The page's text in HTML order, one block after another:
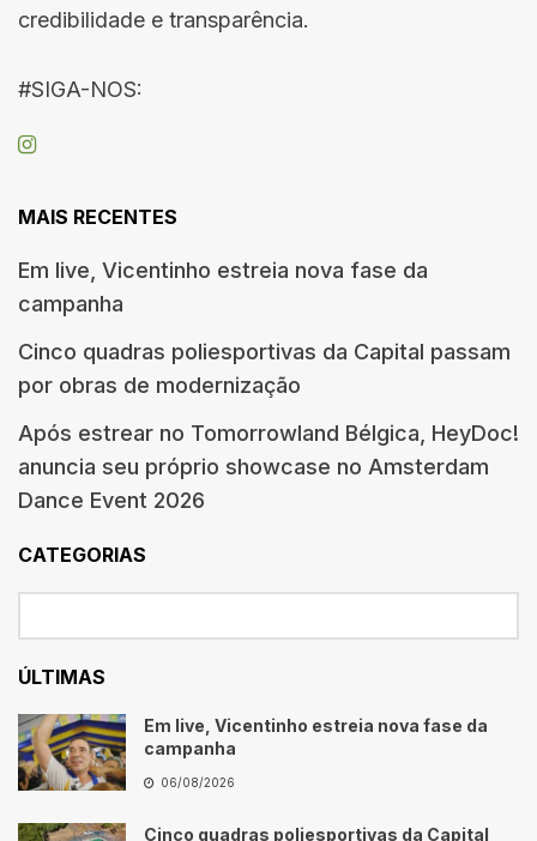
credibilidade e transparência.
#SIGA-NOS:
MAIS RECENTES
Em live, Vicentinho estreia nova fase da
campanha
Cinco quadras poliesportivas da Capital passam
por obras de modernização
Após estrear no Tomorrowland Bélgica, HeyDoc!
anuncia seu próprio showcase no Amsterdam
Dance Event 2026
CATEGORIAS
ÚLTIMAS
Em live, Vicentinho estreia nova fase da
campanha
06/08/2026
Cinco quadras poliesportivas da Capital